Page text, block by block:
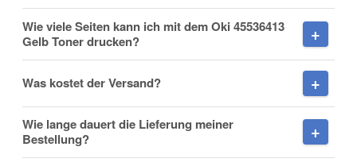
Nachname
Firma
Wie viele Seiten kann ich mit dem Oki 45536413
Gelb Toner drucken?
Was kostet der Versand?
Wie lange dauert die Lieferung meiner
Bestellung?